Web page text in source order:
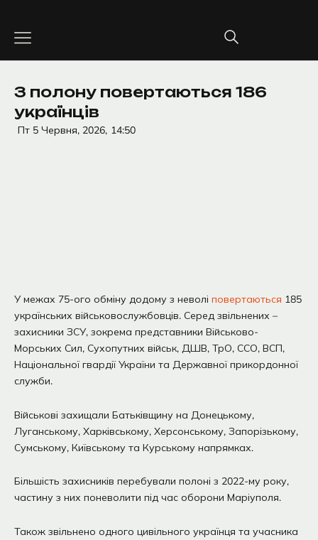
вмісту
З полону повертаються 186
українців
Пт 5 Червня, 2026, 14:50
У межах 75-ого обміну додому з неволі повертаються 185
українських військовослужбовців. Серед звільнених –
захисники ЗСУ, зокрема представники Військово-
Морських Сил, Сухопутних військ, ДШВ, ТрО, ССО, ВСП,
Національної гвардії України та Державної прикордонної
служби.
Військові захищали Батьківщину на Донецькому,
Луганському, Харківському, Херсонському, Запорізькому,
Сумському, Київському та Курському напрямках.
Більшість захисників перебували полоні з 2022-му року,
частину з них поневолити під час оборони Маріуполя.
Також звільнено одного цивільного українця та учасника